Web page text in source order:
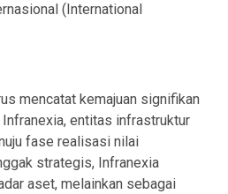
(International
mencatat kemajuan signifikan
entitas infrastruktur
fase realisasi nilai
strategis, Infranexia
aset, melainkan sebagai